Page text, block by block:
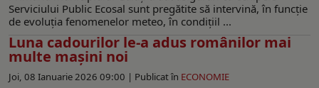
Serviciului Public Ecosal sunt pregătite să intervină, în funcție
de evoluția fenomenelor meteo, în condiţiil ...
Luna cadourilor le-a adus românilor mai
multe mașini noi
Joi, 08 Ianuarie 2026 09:00 | Publicat în ECONOMIE